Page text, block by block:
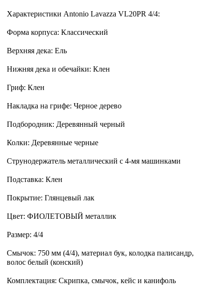
Характеристики Antonio Lavazza VL20PR 4/4:
Форма корпуса: Классический
Верхняя дека: Ель
Нижняя дека и обечайки: Клен
Гриф: Клен
Накладка на грифе: Черное дерево
Подбородник: Деревянный черный
Колки: Деревянные черные
Струнодержатель металлический с 4-мя машинками
Подставка: Клен
Покрытие: Глянцевый лак
Цвет: ФИОЛЕТОВЫЙ металлик
Размер: 4/4
Смычок: 750 мм (4/4), материал бук, колодка палисандр,
волос белый (конский)
Комплектация: Скрипка, смычок, кейс и канифоль